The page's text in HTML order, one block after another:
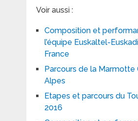
Voir aussi :
Composition et
l’équipe Euskaltel-
France
Parcours de la Marmotte
Alpes
Etapes et parcours du
2016